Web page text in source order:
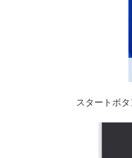
スタートボ